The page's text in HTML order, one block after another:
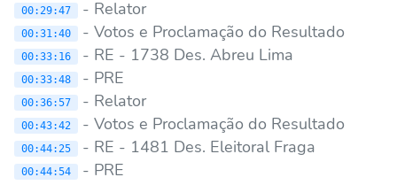
00:29:47 - Relator
00:31:40 - Votos e Proclamação do Resultado
00:33:16 - RE - 1738 Des. Abreu Lima
00:33:48 - PRE
00:36:57 - Relator
00:43:42 - Votos e Proclamação do Resultado
00:44:25 - RE - 1481 Des. Eleitoral Fraga
00:44:54 - PRE